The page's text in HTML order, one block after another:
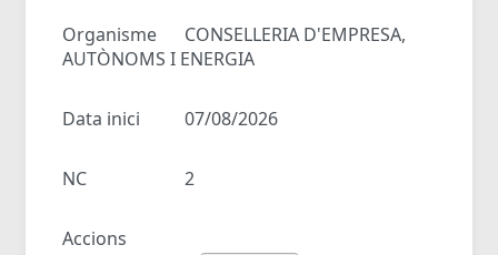
Organisme
CONSELLERIA D'EMPRESA,
AUTÒNOMS I ENERGIA
Data inici 07/08/2026
NC 2
Accions